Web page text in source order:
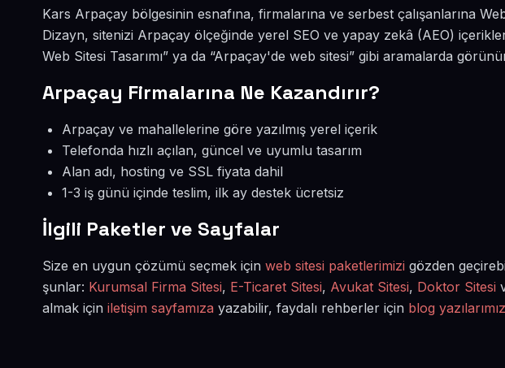
Kars Arpaçay bölgesinin esnafına, firmalarına ve serbest çalışanlarına
Dizayn, sitenizi Arpaçay ölçeğinde yerel SEO ve yapay zekâ (AEO)
Web Sitesi Tasarımı” ya da “Arpaçay'de web sitesi” gibi aramalarda
Arpaçay Firmalarına Ne Kazandırır?
Arpaçay ve mahallelerine göre yazılmış yerel içerik
Telefonda hızlı açılan, güncel ve uyumlu tasarım
Alan adı, hosting ve SSL fiyata dahil
1-3 iş günü içinde teslim, ilk ay destek ücretsiz
İlgili Paketler ve Sayfalar
Size en uygun çözümü seçmek için web sitesi paketlerimizi gözden
şunlar: Kurumsal Firma Sitesi, E-Ticaret Sitesi, Avukat Sitesi, Doktor Sitesi
almak için iletişim sayfamıza yazabilir, faydalı rehberler için blog